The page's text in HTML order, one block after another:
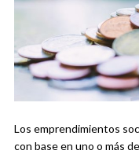
Los emprendimientos
con base en uno o más